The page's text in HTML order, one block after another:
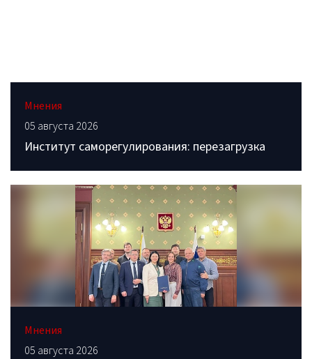
Мнения
05 августа 2026
Институт саморегулирования: перезагрузка
Мнения
05 августа 2026